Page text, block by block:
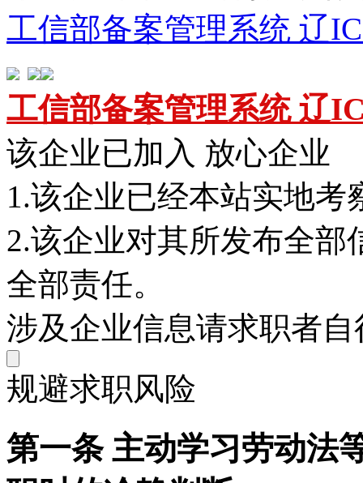
工信部备案管理系统 辽
工信部备案管理系统 辽
该企业已加入 放心企业
1.该企业已经本站实地考
2.该企业对其所发布全
全部责任。
涉及企业信息请求职者
规避求职风险
第一条 主动学习劳动法